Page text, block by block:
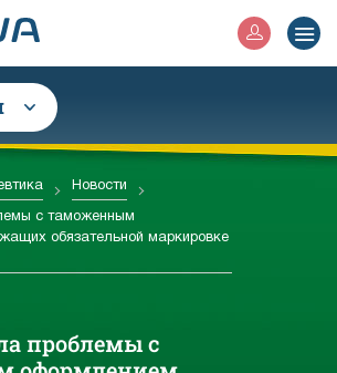
Новости
с таможенным
обязательной маркировке
проблемы с